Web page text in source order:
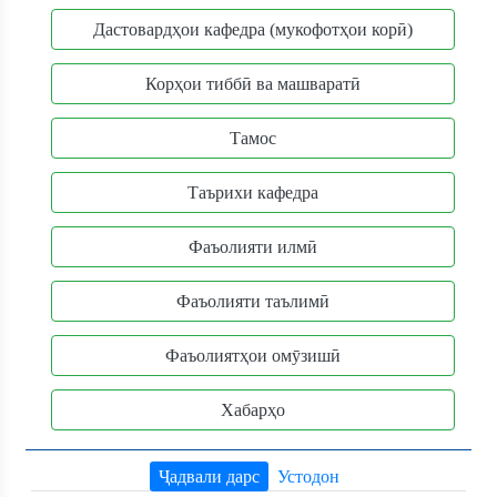
Дастовардҳои кафедра (мукофотҳои корӣ)
Корҳои тиббӣ ва машваратӣ
Тамос
Таърихи кафедра
Фаъолияти илмӣ
Фаъолияти таълимӣ
Фаъолиятҳои омӯзишӣ
Хабарҳо
Ҷадвали дарс Устодон